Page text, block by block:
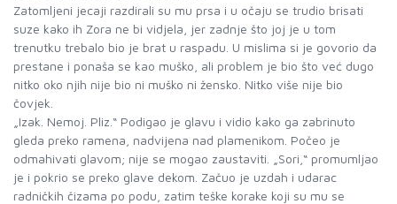
Zatomljeni jecaji razdirali su mu prsa i u očaju se trudio brisati
suze kako ih Zora ne bi vidjela, jer zadnje što joj je u tom
trenutku trebalo bio je brat u raspadu. U mislima si je govorio da
prestane i ponaša se kao muško, ali problem je bio što već dugo
nitko oko njih nije bio ni muško ni žensko. Nitko više nije bio
čovjek.
„Izak. Nemoj. Pliz.“ Podigao je glavu i vidio kako ga zabrinuto
gleda preko ramena, nadvijena nad plamenikom. Počeo je
odmahivati glavom; nije se mogao zaustaviti. „Sori,“ promumljao
je i pokrio se preko glave dekom. Začuo je uzdah i udarac
radničkih čizama po podu, zatim teške korake koji su mu se